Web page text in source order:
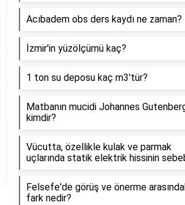
Acıbadem obs ders kaydı ne zaman?
İzmir'in yüzölçümü kaç?
1 ton su deposu kaç m3'tür?
Matbanın mucidi Johannes
kimdir?
Vücutta, özellikle kulak ve parmak
uçlarında statik elektrik hissinin
Felsefe'de görüş ve önerme
fark nedir?